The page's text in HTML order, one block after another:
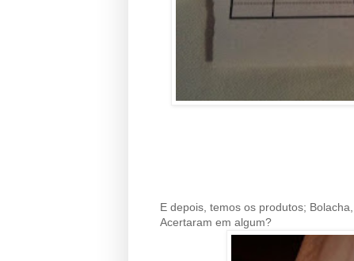
E depois, temos os produtos;
Acertaram em algum?